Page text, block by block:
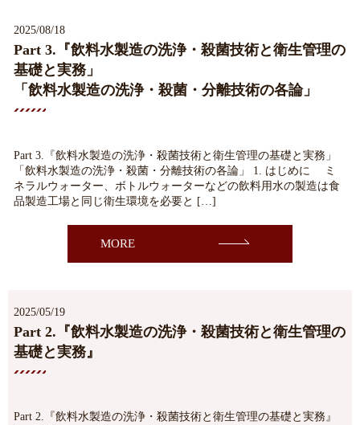
2025/08/18
Part 3.『飲料水製造の洗浄・殺菌技術と衛生管理の
基礎と実務」
「飲料水製造の洗浄・殺菌・分離技術の各論」
Part 3.『飲料水製造の洗浄・殺菌技術と衛生管理の基礎と実務」
「飲料水製造の洗浄・殺菌・分離技術の各論」 1. はじめに ミ
ネラルウォーター、ボトルウォーターなどの飲料用水の製造は食
品製造工場と同じ衛生環境を必要と […]
MORE
2025/05/19
Part 2.『飲料水製造の洗浄・殺菌技術と衛生管理の
基礎と実務』
Part 2.『飲料水製造の洗浄・殺菌技術と衛生管理の基礎と実務』